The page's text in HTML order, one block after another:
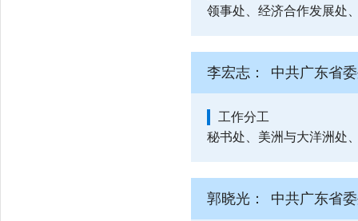
领事处、经济合作发展处
李宏志： 中共广东省
工作分工
秘书处、美洲与大洋洲处
郭晓光： 中共广东省